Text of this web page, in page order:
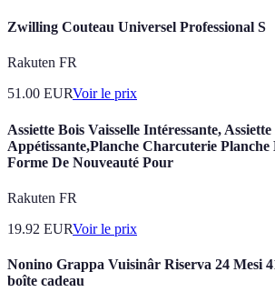
Zwilling Couteau Universel Professional S
Rakuten FR
51.00 EURVoir le prix
Assiette Bois Vaisselle Intéressante,
Appétissante,Planche Charcuterie Planche
Forme De Nouveauté Pour
Rakuten FR
19.92 EURVoir le prix
Nonino Grappa Vuisinâr Riserva 24 Mesi
boîte cadeau